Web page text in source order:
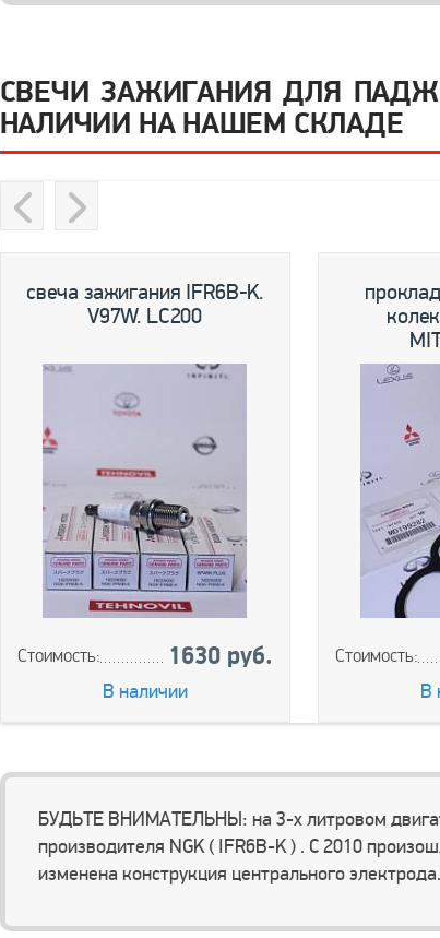
СВЕЧИ ЗАЖИГАНИЯ ДЛЯ
НАЛИЧИИ НА НАШЕМ СКЛАДЕ
свеча зажигания IFR6B-K.
V97W. LC200
Стоимость: 1630 руб.
В наличии
Стоимость:
В
БУДЬТЕ ВНИМАТЕЛЬНЫ: на 3-х литровом
производителя NGK ( IFR6B-K ) . C 2010
изменена конструкция центрального электрода.